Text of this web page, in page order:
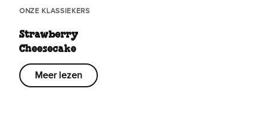
ONZE KLASSIEKERS
Strawberry
Cheesecake
Meer lezen